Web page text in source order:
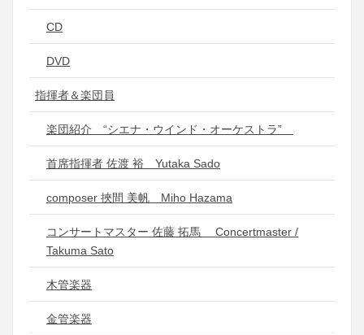
CD
DVD
指揮者＆楽団員
楽団紹介 “シエナ・ウインド・オーケストラ”
首席指揮者 佐渡 裕 Yutaka Sado
composer 挾間 美帆 Miho Hazama
コンサートマスター 佐藤 拓馬 Concertmaster /
Takuma Sato
木管楽器
金管楽器